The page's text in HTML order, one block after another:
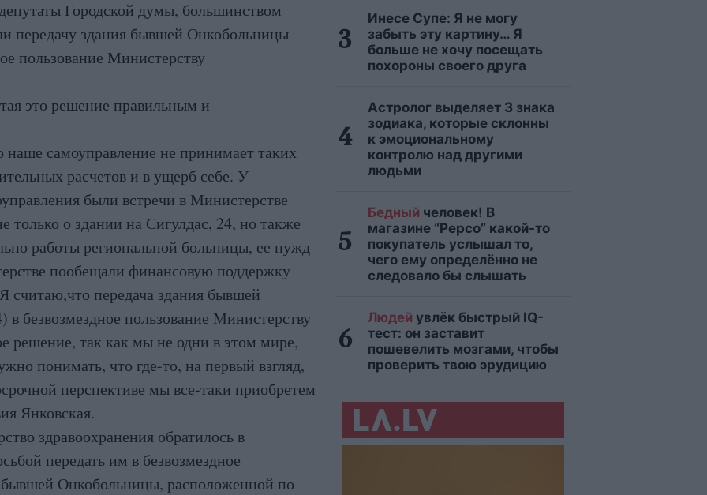
Городской думы, большинством
передачу здания бывшей Онкобольницы
пользование Министерству
это решение правильным и
самоуправление не принимает таких
расчетов и в ущерб себе. У
были встречи в Министерстве
только о здании на Сигулдас, 24, но также
работы региональной больницы, ее нужд
пообещали финансовую поддержку
считаю,что передача здания бывшей
безвозмездное пользование Министерству
решение, так как мы не одни в этом мире,
понимать, что где-то, на первый взгляд,
перспективе мы все-таки приобретем
Янковская.
здравоохранения обратилось в
передать им в безвозмездное
Онкобольницы, расположенной по
Инесе Супе: Я не могу
забыть эту картину… Я
больше не хочу посещать
похороны своего друга
Астролог выделяет 3 знака
зодиака, которые склонны
к эмоциональному
контролю над другими
людьми
Бедный человек! В
магазине “Pepco” какой-то
покупатель услышал то,
чего ему определённо не
следовало бы слышать
Людей увлёк быстрый IQ-
тест: он заставит
пошевелить мозгами, чтобы
проверить твою эрудицию